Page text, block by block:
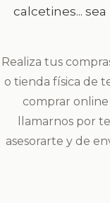
calcetines...
Realiza tus
o tienda física de
comprar
llamarnos por
asesorarte y de